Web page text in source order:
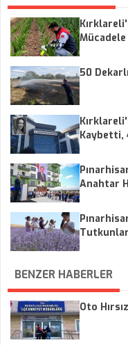
50
Kaybetti,
Anahtar
BENZER HABERLER
Oto